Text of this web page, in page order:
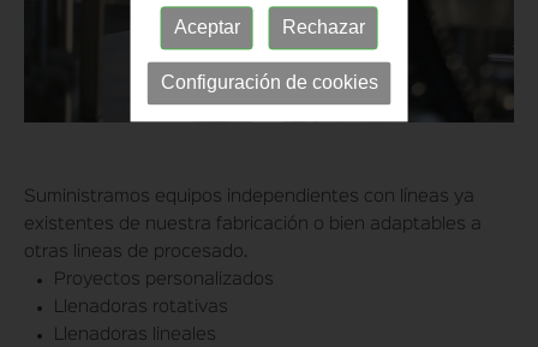
Suministramos equipos independientes con líneas ya
existentes de nuestra fabricación o bien adaptables a
otras lineas de procesado.
Proyectos personalizados
Llenadoras rotativas
Llenadoras lineales
Aceptar Rechazar
Configuración de cookies